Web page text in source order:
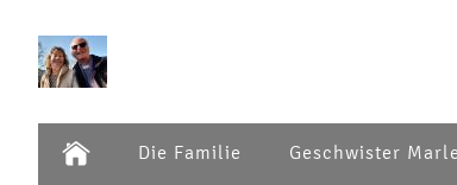
Die Familie Geschwister